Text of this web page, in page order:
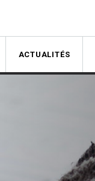
ACTUALITÉS